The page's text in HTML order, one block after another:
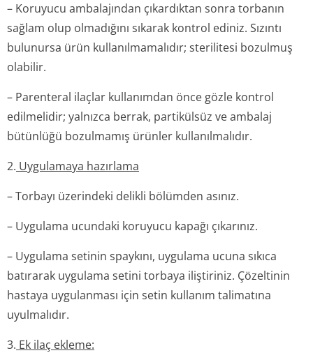
– Koruyucu ambalajından çıkardıktan sonra torbanın
sağlam olup olmadığını sıkarak kontrol ediniz. Sızıntı
bulunursa ürün kullanılmamalıdır; sterilitesi bozulmuş
olabilir.
– Parenteral ilaçlar kullanımdan önce gözle kontrol
edilmelidir; yalnızca berrak, partikülsüz ve ambalaj
bütünlüğü bozulmamış ürünler kullanılmalıdır.
2. Uygulamaya hazırlama
– Torbayı üzerindeki delikli bölümden asınız.
– Uygulama ucundaki koruyucu kapağı çıkarınız.
– Uygulama setinin spaykını, uygulama ucuna sıkıca
batırarak uygulama setini torbaya iliştiriniz. Çözeltinin
hastaya uygulanması için setin kullanım talimatına
uyulmalıdır.
3. Ek ilaç ekleme: